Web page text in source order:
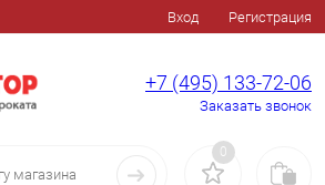
Вход Регистрация
+7 (495) 133-72-06
Заказать звонок
0